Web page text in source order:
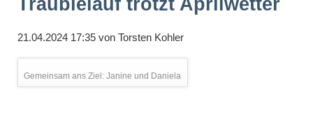
Träublelauf trotzt Aprilwetter
21.04.2024 17:35von Torsten Kohler
Gemeinsam ans Ziel: Janine und Daniela